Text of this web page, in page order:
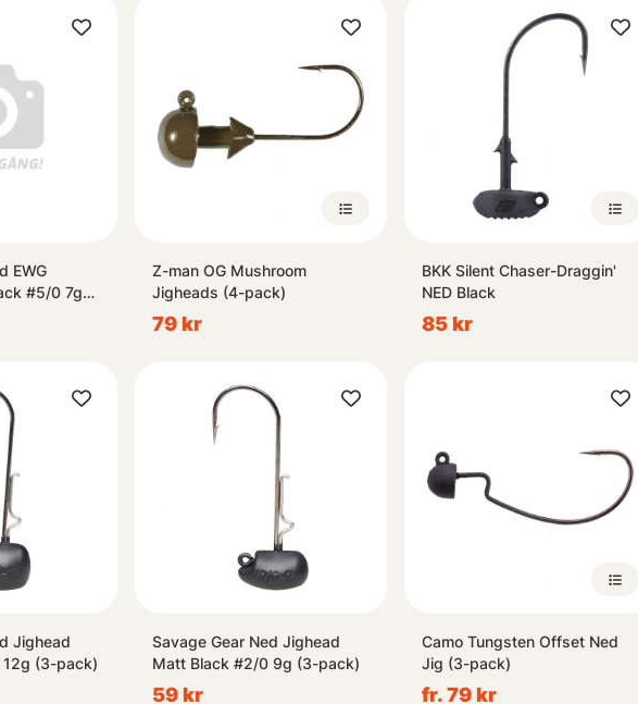
EWG
#5/0 7g
Z-man OG Mushroom
Jigheads (4-pack)
79 kr
BKK Silent Chaser-Draggin'
NED Black
85 kr
Jighead
(3-pack)
Savage Gear Ned Jighead
Matt Black #2/0 9g (3-pack)
59 kr
Camo Tungsten Offset Ned
Jig (3-pack)
fr. 79 kr